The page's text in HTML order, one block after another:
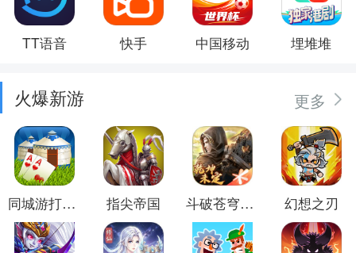
TT语音 快手 中国移动 埋堆堆
火爆新游 更多
同城游打大尖 指尖帝国 斗破苍穹：异火重燃 幻想之刃